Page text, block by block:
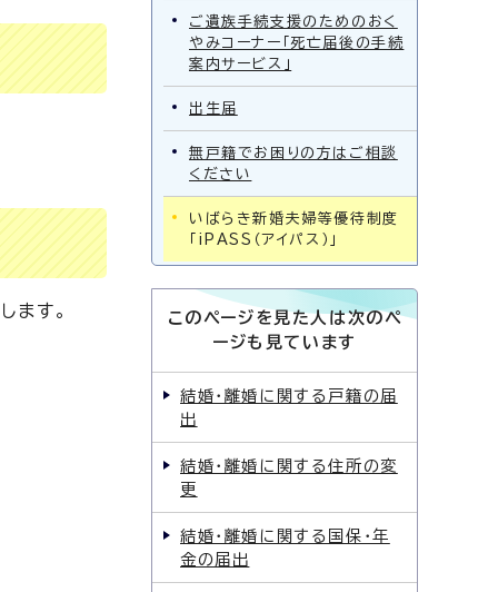
ます。
ご遺族手続支援のためのおく
やみコーナー「死亡届後の手続
案内サービス」
出生届
無戸籍でお困りの方はご相談
ください
いばらき新婚夫婦等優待制度
「iPASS（アイパス）」
このページを見た人は次のペ
ージも見ています
結婚・離婚に関する戸籍の届
出
結婚・離婚に関する住所の変
更
結婚・離婚に関する国保・年
金の届出